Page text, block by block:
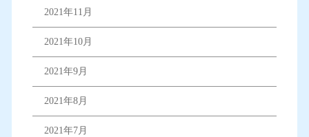
2021年11月
2021年10月
2021年9月
2021年8月
2021年7月